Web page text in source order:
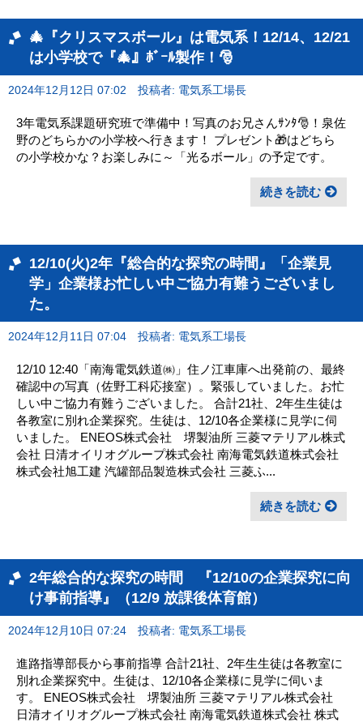
🎄『クリスマスボール』は電気系！12/14、12/21
は小学校で『🎄』ﾎﾞｰﾙ製作！🎅
2024年12月12日 07:02 投稿者: 電気系工場長
3年電気系課題研究班で準備中！写真のお兄さんｻﾝﾀ🎅！泉佐
野のどちらかの小学校へ行きます！ プレゼント🎁はどちら
の小学校かな？お楽しみに～「光るボール」の予定です。
続きを読む
12/10(火)2年『総合的な探究の時間』「企業見
学」企業様お忙しい中ご協力有難うございまし
た。
2024年12月11日 07:04 投稿者: 電気系工場長
12/10 12:40「南海電気鉄道㈱」住ノ江車庫へ出発前の、最終
確認中の写真（佐野工科応接室）。緊張していました。お忙
しい中ご協力有難うございました。 合計21社、2年生生徒は
各教室に別れ企業探究。生徒は、12/10各企業様に見学に伺
いました。 ENEOS株式会社 堺製油所 三菱マテリアル株式
会社 日清オイリオグループ株式会社 南海電気鉄道株式会社
株式会社旭工建 汽罐部品製造株式会社 三菱ふ...
続きを読む
2年総合的な探究の時間 『12/10の企業探究に向
け事前指導』（12/9 放課後体育館）
2024年12月10日 07:24 投稿者: 電気系工場長
進路指導部長から事前指導 合計21社、2年生生徒は各教室に
別れ企業探究中。生徒は、12/10各企業様に見学に伺いま
す。 ENEOS株式会社 堺製油所 三菱マテリアル株式会社
日清オイリオグループ株式会社 南海電気鉄道株式会社 株式